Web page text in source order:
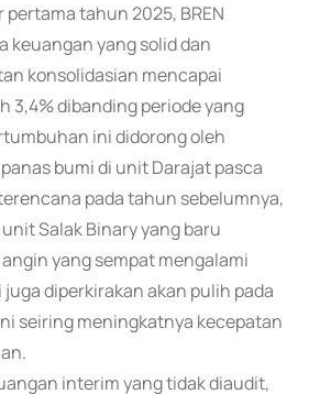
tahun 2025, BREN
keuangan yang solid dan
konsolidasian mencapai
3,4% dibanding periode yang
ini didorong oleh
bumi di unit Darajat pasca
pada tahun sebelumnya,
Salak Binary yang baru
yang sempat mengalami
diperkirakan akan pulih pada
seiring meningkatnya kecepatan
interim yang tidak diaudit,